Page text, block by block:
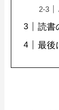
読書
最後